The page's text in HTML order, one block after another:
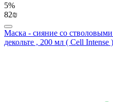
5%
82₪
Маска - сияние со
декольте , 200 мл ( Cell Intense )